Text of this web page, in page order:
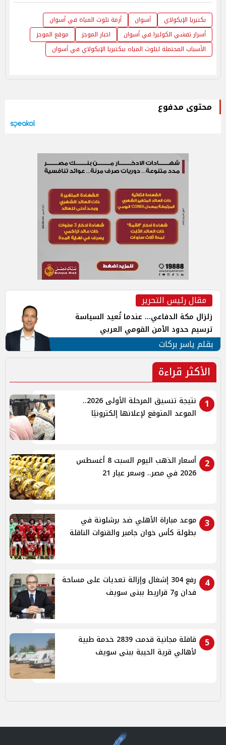
بكتيريا الإيكولاي أسوان
أزمة تلوث المياة في أسوان
أسرار تفشي الكوليرا في أسوان
اخبار الموجز
موقع الموجز
الأسباب المحتملة لتلوث المياه ببكتيريا الإيكولاي في أسوان
محتوى مدفوع
مقال رئيس التحرير
زلزال مكة الدفاعي... عندما تُعيد السياسة
ترسيم حدود الأمن القومي العربي
بقلم ياسر بركات
الأكثر قراءة
1
نتيجة تنسيق المرحلة الأولى 2026..
الموعد المتوقع لإعلانها إلكترونيًا
2
أسعار الذهب اليوم السبت 8 أغسطس
2026 في مصر.. وسعر عيار 21
3
موعد مباراة الأهلي ضد برشلونة في
بطولة كأس خوان جامبر والقنوات الناقلة
4
رفع 304 إشغال وإزالة تعديات على مساحة
فدان و7 قراريط ببنى سويف
5
قافلة مجانية قدمت 2839 خدمة طبية
لأهالي قرية الحيبة ببنى سويف